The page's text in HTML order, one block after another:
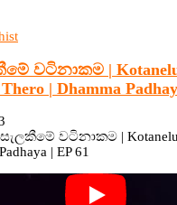
වටිනාකම |
| Dhamma
වටිනාකම |
| EP 61